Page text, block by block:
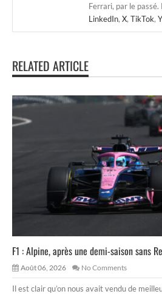
Ferrari, par le
LinkedIn, X, TikTok,
RELATED ARTICLE
F1 : Alpine, après une demi-saison sans
Août 06, 2026 No Comments
Il est clair qu’on nous avait vendu de